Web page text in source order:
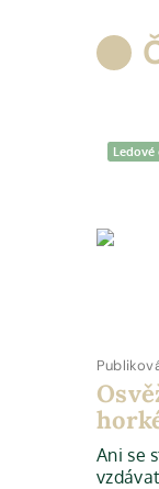
Ledové
Ani se